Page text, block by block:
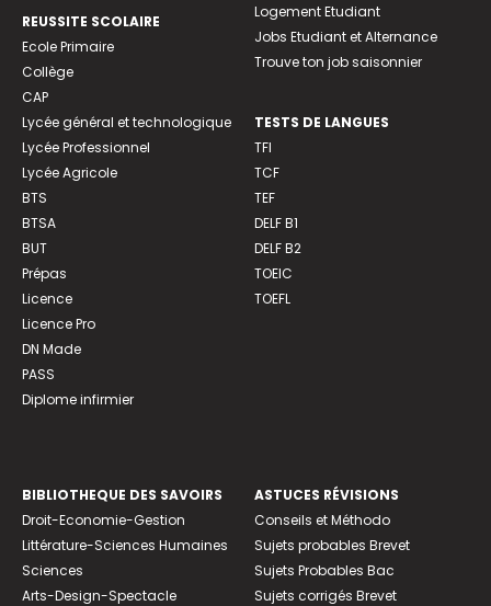
REUSSITE SCOLAIRE
Ecole Primaire
Collège
CAP
Lycée général et technologique
Lycée Professionnel
Lycée Agricole
BTS
BTSA
BUT
Prépas
Licence
Licence Pro
DN Made
PASS
Diplome infirmier
Logement Etudiant
Jobs Etudiant et Alternance
Trouve ton job saisonnier
TESTS DE LANGUES
TFI
TCF
TEF
DELF B1
DELF B2
TOEIC
TOEFL
BIBLIOTHEQUE DES SAVOIRS
Droit-Economie-Gestion
Littérature-Sciences Humaines
Sciences
Arts-Design-Spectacle
ASTUCES RÉVISIONS
Conseils et Méthodo
Sujets probables Brevet
Sujets Probables Bac
Sujets corrigés Brevet